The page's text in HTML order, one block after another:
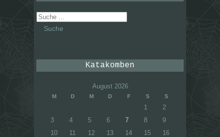
Suche
nach:
Katakomben
August 2026
M D M D F S S
1
2
3
4 5 6 7 8
9
10
11 12 13 14 15
16